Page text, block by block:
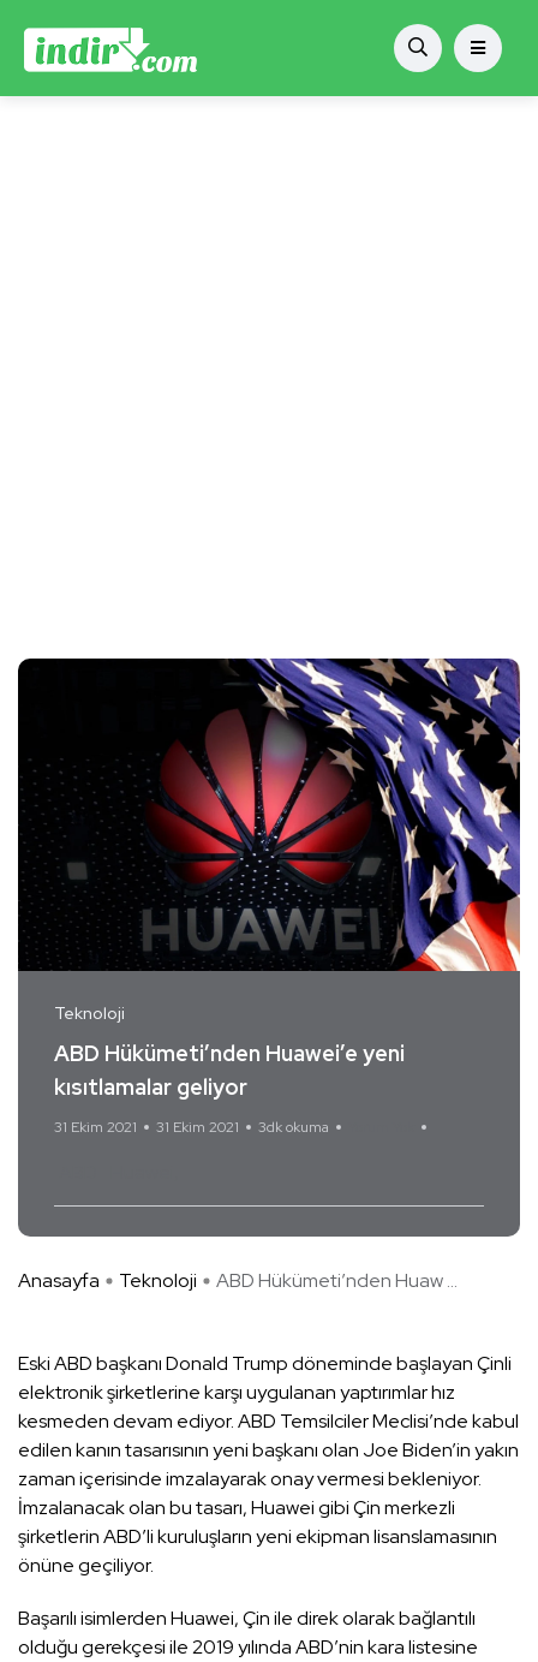
Teknoloji
ABD Hükümeti’nden Huawei’e yeni
kısıtlamalar geliyor
31 Ekim 2021 31 Ekim 2021 3dk okuma
Anasayfa Teknoloji ABD Hükümeti’nden Huaw ...
Eski ABD başkanı Donald Trump döneminde başlayan Çinli
elektronik şirketlerine karşı uygulanan yaptırımlar hız
kesmeden devam ediyor. ABD Temsilciler Meclisi’nde kabul
edilen kanın tasarısının yeni başkanı olan Joe Biden’in yakın
zaman içerisinde imzalayarak onay vermesi bekleniyor.
İmzalanacak olan bu tasarı, Huawei gibi Çin merkezli
şirketlerin ABD’li kuruluşların yeni ekipman lisanslamasının
önüne geçiliyor.
Başarılı isimlerden Huawei, Çin ile direk olarak bağlantılı
olduğu gerekçesi ile 2019 yılında ABD’nin kara listesine